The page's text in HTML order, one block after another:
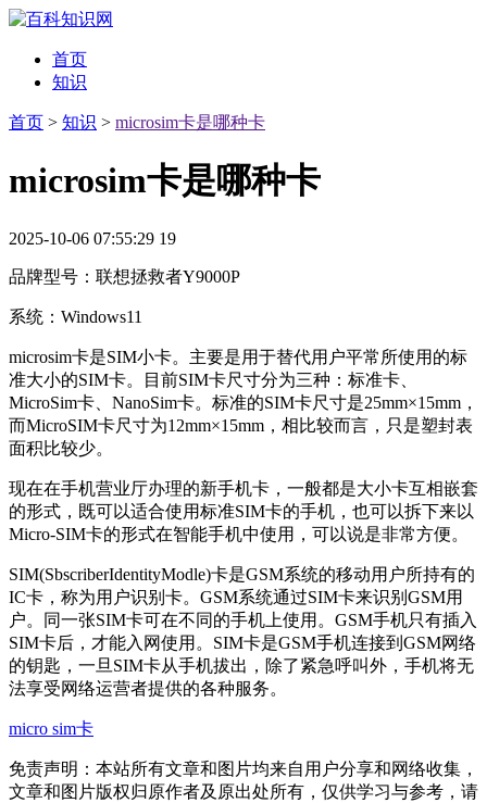
首页
知识
首页 > 知识 > microsim卡是哪种卡
microsim卡是哪种卡
2025-10-06 07:55:29 19
品牌型号：联想拯救者Y9000P
系统：Windows11
microsim卡是SIM小卡。主要是用于替代用户平常所使用的标
准大小的SIM卡。目前SIM卡尺寸分为三种：标准卡、
MicroSim卡、NanoSim卡。标准的SIM卡尺寸是25mm×15mm，
而MicroSIM卡尺寸为12mm×15mm，相比较而言，只是塑封表
面积比较少。
现在在手机营业厅办理的新手机卡，一般都是大小卡互相嵌套
的形式，既可以适合使用标准SIM卡的手机，也可以拆下来以
Micro-SIM卡的形式在智能手机中使用，可以说是非常方便。
SIM(SbscriberIdentityModle)卡是GSM系统的移动用户所持有的
IC卡，称为用户识别卡。GSM系统通过SIM卡来识别GSM用
户。同一张SIM卡可在不同的手机上使用。GSM手机只有插入
SIM卡后，才能入网使用。SIM卡是GSM手机连接到GSM网络
的钥匙，一旦SIM卡从手机拔出，除了紧急呼叫外，手机将无
法享受网络运营者提供的各种服务。
micro sim卡
免责声明：本站所有文章和图片均来自用户分享和网络收集，
文章和图片版权归原作者及原出处所有，仅供学习与参考，请